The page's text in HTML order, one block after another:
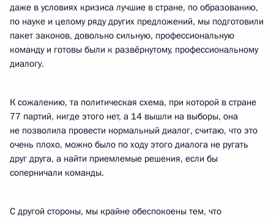
даже в условиях кризиса лучшие в стране, по образованию,
по науке и целому ряду других предложений, мы подготовили
пакет законов, довольно сильную, профессиональную
команду и готовы были к развёрнутому, профессиональному
диалогу.
К сожалению, та политическая схема, при которой в стране
77 партий, нигде этого нет, а 14 вышли на выборы, она
не позволила провести нормальный диалог, считаю, что это
очень плохо, можно было по ходу этого диалога не ругать
друг друга, а найти приемлемые решения, если бы
соперничали команды.
С другой стороны, мы крайне обеспокоены тем, что